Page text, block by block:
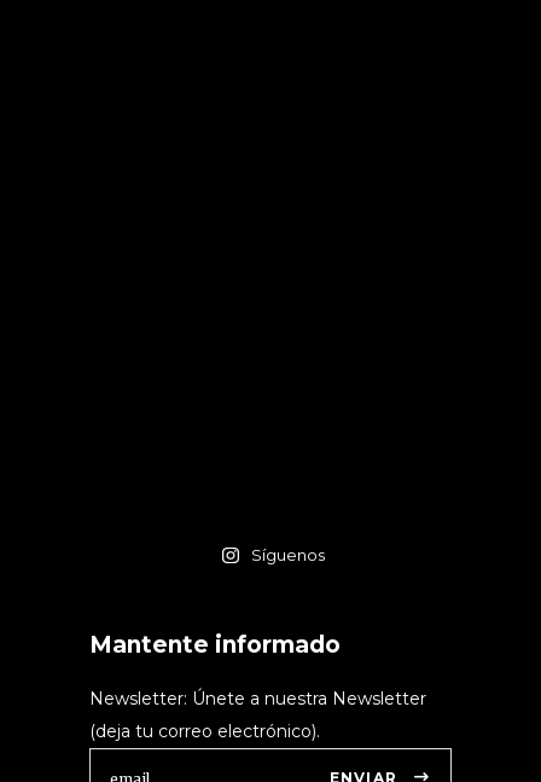
Síguenos
Mantente informado
Newsletter: Únete a nuestra Newsletter
(deja tu correo electrónico).
ENVIAR